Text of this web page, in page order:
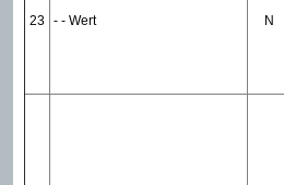
23 - - Wert N